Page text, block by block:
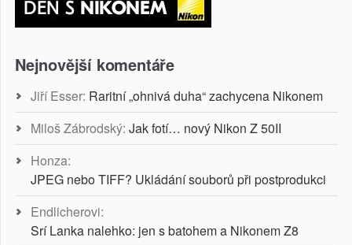
Nejnovější komentáře
Jiří Esser: Raritní „ohnivá duha“ zachycena Nikonem
Miloš Zábrodský: Jak fotí… nový Nikon Z 50II
Honza:
JPEG nebo TIFF? Ukládání souborů při postprodukci
Endlicherovi:
Srí Lanka nalehko: jen s batohem a Nikonem Z8